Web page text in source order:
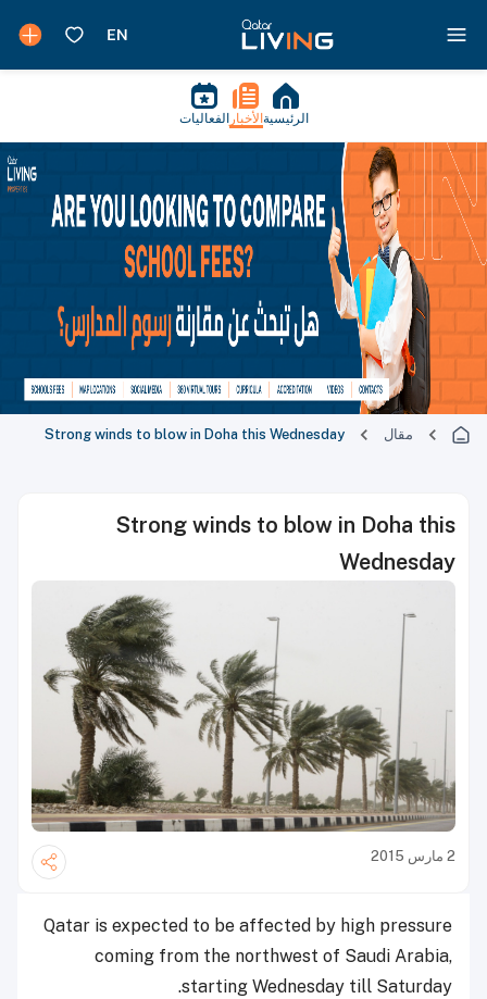
الرئيسية الأخبار الفعاليات
مقال Strong winds to blow in Doha this Wednesday
Strong winds to blow in Doha this
Wednesday
2 مارس 2015
Qatar is expected to be affected by high pressure
coming from the northwest of Saudi Arabia,
starting Wednesday till Saturday.